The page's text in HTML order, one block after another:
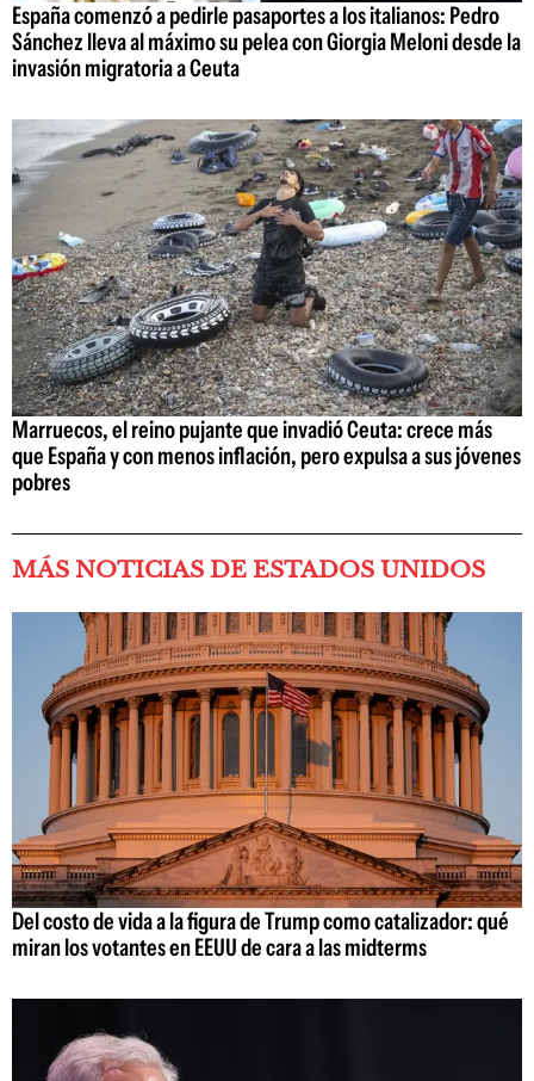
España comenzó a pedirle pasaportes a los italianos: Pedro
Sánchez lleva al máximo su pelea con Giorgia Meloni desde la
invasión migratoria a Ceuta
Marruecos, el reino pujante que invadió Ceuta: crece más
que España y con menos inflación, pero expulsa a sus jóvenes
pobres
MÁS NOTICIAS DE ESTADOS UNIDOS
Del costo de vida a la figura de Trump como catalizador: qué
miran los votantes en EEUU de cara a las midterms